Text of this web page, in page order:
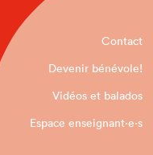
Contact
Devenir bénévole!
Vidéos et balados
Espace enseignant·e⋅s